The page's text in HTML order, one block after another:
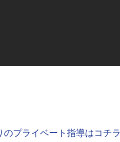
プライベート指導はコチラ